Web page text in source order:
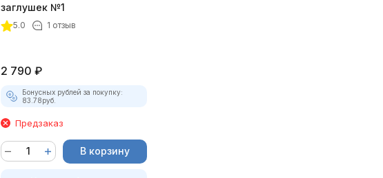
заглушек №1
5.0 1 отзыв
2 790 ₽
Бонусных рублей за покупку:
83.78руб.
Предзаказ
В корзину